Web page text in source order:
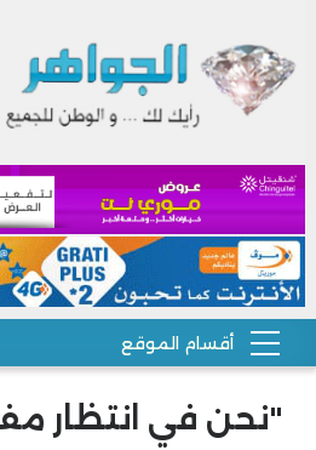
"نحن في انتظار